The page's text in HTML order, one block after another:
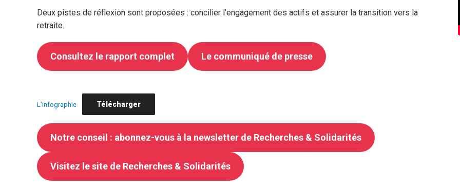
Deux pistes de réflexion sont proposées : concilier l’engagement des actifs et assurer la transition vers la
retraite.
Consultez le rapport complet Le communiqué de presse
L’infographie Télécharger
Notre conseil : abonnez-vous à la newsletter de Recherches & Solidarités
Visitez le site de Recherches & Solidarités